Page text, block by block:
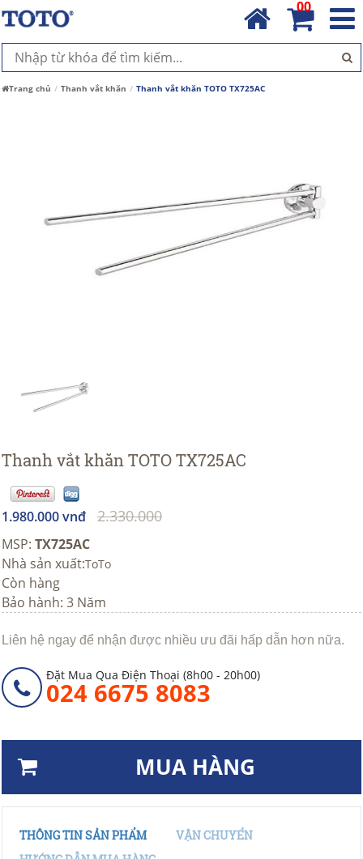
00
Trang chủ Thanh vắt khăn Thanh vắt khăn TOTO TX725AC
Thanh vắt khăn TOTO TX725AC
1.980.000 vnđ 2.330.000
MSP: TX725AC
Nhà sản xuất:ToTo
Còn hàng
Bảo hành: 3 Năm
Liên hệ ngay để nhận được nhiều ưu đãi hấp dẫn hơn nữa.
Đặt Mua Qua Điện Thoại (8h00 - 20h00)
024 6675 8083
MUA HÀNG
THÔNG TIN SẢN PHẨM
VẬN CHUYỂN